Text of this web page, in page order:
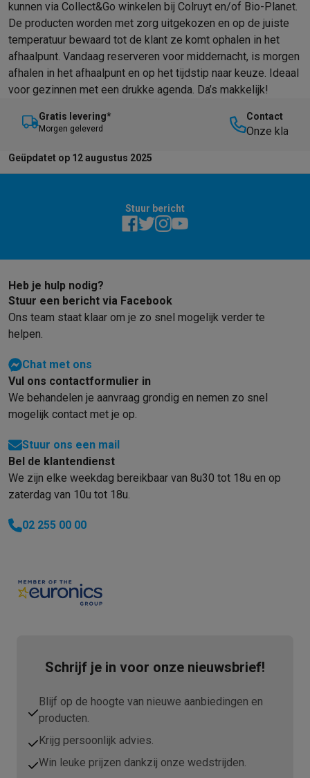
kunnen via Collect&Go winkelen bij Colruyt en/of Bio-Planet.
De producten worden met zorg uitgekozen en op de juiste
temperatuur bewaard tot de klant ze komt ophalen in het
afhaalpunt. Vandaag reserveren voor middernacht, is morgen
afhalen in het afhaalpunt en op het tijdstip naar keuze. Ideaal
voor gezinnen met een drukke agenda. Da’s makkelijk!
Gratis levering*
M orgen geleverd
Contact
Onze
Geüpdatet op 12 augustus 2025
Stuur bericht
Heb je hulp nodig?
Stuur een bericht via Facebook
Ons team staat klaar om je zo snel mogelijk verder te
helpen.
Chat met ons
Vul ons contactformulier in
We behandelen je aanvraag grondig en nemen zo snel
mogelijk contact met je op.
Stuur ons een mail
Bel de klantendienst
We zijn elke weekdag bereikbaar van 8u30 tot 18u en op
zaterdag van 10u tot 18u.
02 255 00 00
Schrijf je in voor onze nieuwsbrief!
Blijf op de hoogte van nieuwe aanbiedingen en
producten.
Krijg persoonlijk advies.
Win leuke prijzen dankzij onze wedstrijden.